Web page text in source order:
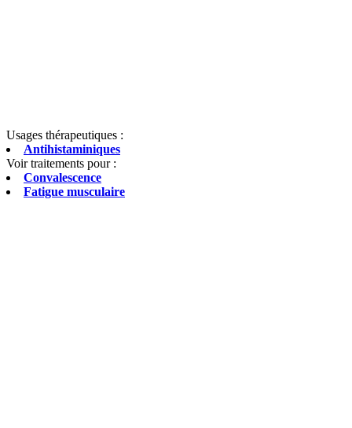
Usages thérapeutiques :
Antihistaminiques
Voir traitements pour :
Convalescence
Fatigue musculaire